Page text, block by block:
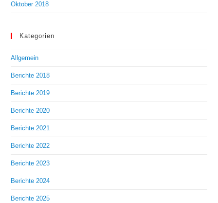
Oktober 2018
Kategorien
Allgemein
Berichte 2018
Berichte 2019
Berichte 2020
Berichte 2021
Berichte 2022
Berichte 2023
Berichte 2024
Berichte 2025